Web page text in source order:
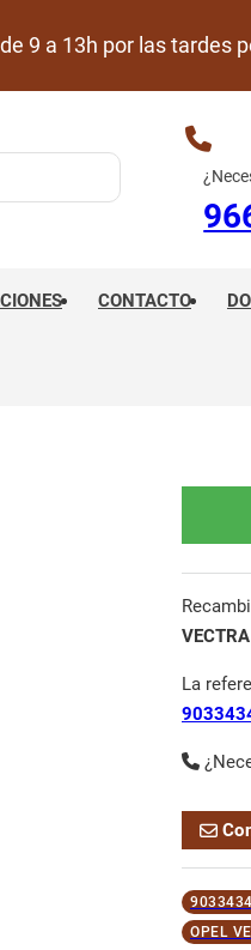
9 a 13h por las tardes
CONTACTO
La
OPEL